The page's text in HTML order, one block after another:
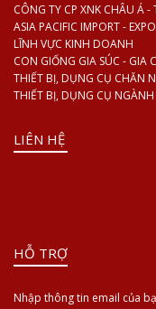
CÔNG TY CP XNK CHÂU Á
ASIA PACIFIC IMPORT -
LĨNH VỰC KINH DOANH
CON GIỐNG GIA SÚC - GIA
THIẾT BỊ, DỤNG CỤ CHĂN
THIẾT BỊ, DỤNG CỤ
LIÊN HỆ
HỖ TRỢ
Nhập thông tin email của